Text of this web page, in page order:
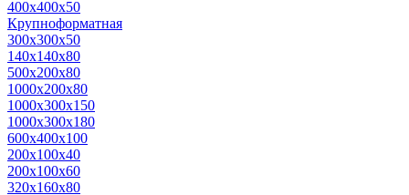
400х400х50
Крупноформатная
300х300х50
140х140х80
500x200x80
1000x200x80
1000x300x150
1000x300x180
600x400x100
200x100x40
200x100x60
320x160x80